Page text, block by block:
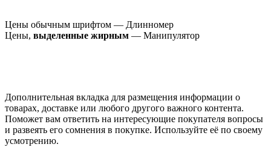
Цены обычным шрифтом — Длинномер
Цены, выделенные жирным — Манипулятор
Дополнительная вкладка для размещения информации о
товарах, доставке или любого другого важного контента.
Поможет вам ответить на интересующие покупателя вопросы
и развеять его сомнения в покупке. Используйте её по своему
усмотрению.